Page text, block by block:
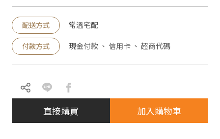
配送方式 常溫宅配
付款方式 現金付款 、 信用卡 、 超商代碼
直接購買 加入購物車